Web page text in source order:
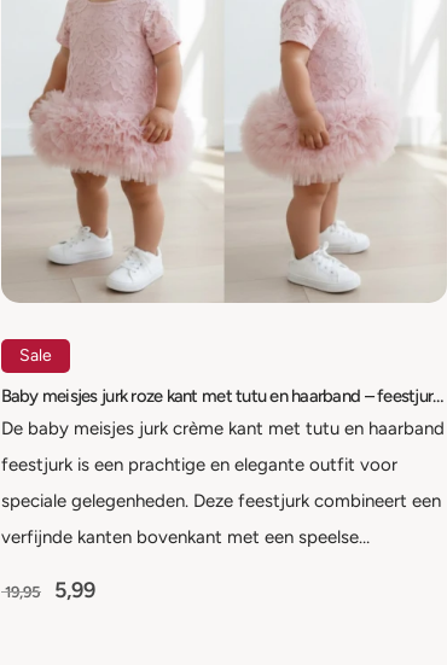
Sale
Baby meisjes jurk roze kant met tutu en haarband – feestjurk | maat 56-98
De baby meisjes jurk crème kant met tutu en haarband
feestjurk is een prachtige en elegante outfit voor
speciale gelegenheden. Deze feestjurk combineert een
verfijnde kanten bovenkant met een speelse…
19,95 5,99